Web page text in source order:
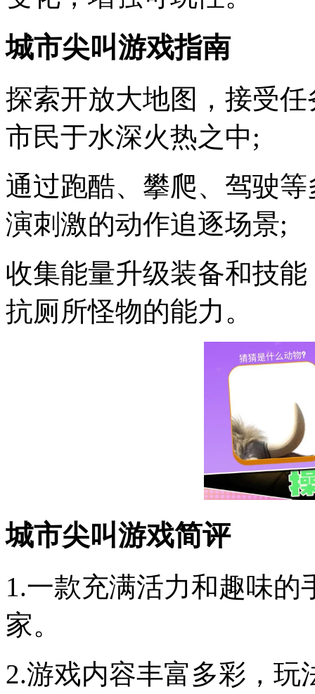
城市尖叫游戏指南
探索开放大地图，接受
市民于水深火热之中;
通过跑酷、攀爬、驾驶
演刺激的动作追逐场景;
收集能量升级装备和技
抗厕所怪物的能力。
城市尖叫游戏简评
1.一款充满活力和趣味
家。
2.游戏内容丰富多彩，